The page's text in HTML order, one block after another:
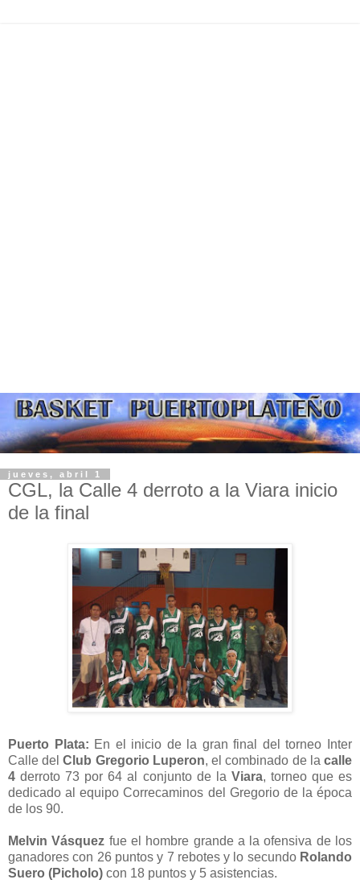
jueves, abril 1
CGL, la Calle 4 derroto a la Viara inicio
de la final
Puerto Plata: En el inicio de la gran final del torneo Inter
Calle delClub Gregorio Luperon, el combinado de la calle
4 derroto 73 por 64 al conjunto de la Viara, torneo que es
dedicado al equipo Correcaminos del Gregorio de la época
de los 90.
Melvin Vásquez fue el hombre grande a la ofensiva de los
ganadores con 26 puntos y 7 rebotes y lo secundo Rolando
Suero (Picholo) con 18 puntos y 5 asistencias.